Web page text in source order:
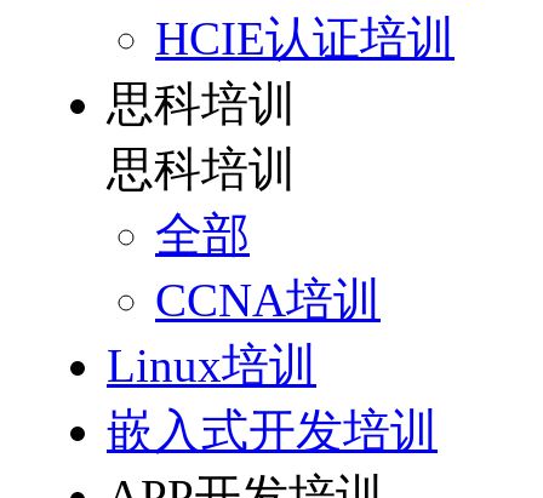
HCIE认证培训
思科培训
思科培训
全部
CCNA培训
Linux培训
嵌入式开发培训